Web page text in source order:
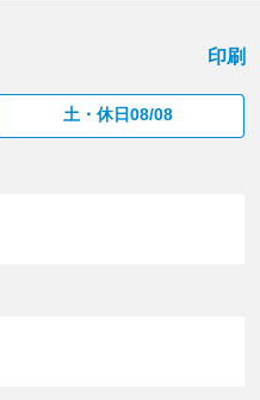
印刷
土・休日08/08